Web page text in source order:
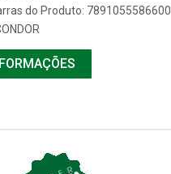
do Produto: 7891055586600